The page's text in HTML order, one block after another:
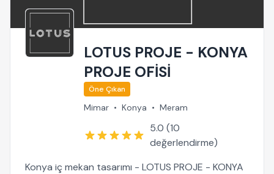
LOTUS PROJE - KONYA
PROJE OFİSİ
Öne Çıkan
Mimar • Konya • Meram
5.0 (10
değerlendirme)
Konya iç mekan tasarımı - LOTUS PROJE - KONYA